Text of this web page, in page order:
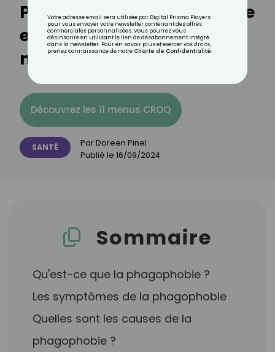
Phagophobie : comprendre
et surmonter la peur de
manger
Découvrez les 11 menus CROQ
SANTÉ ParDoreen Pinel
Publié le 16/09/2024
Sommaire
Qu'est-ce que la phagophobie ?
Les symptômes de la phagophobie
Quelles sont les causes de la
phagophobie ?
Votre adresse email sera utilisée par Digital Prisma Players
pour vous envoyer votre newsletter contenant des offres
commerciales personnalisées. Vous pourrez vous
désinscrire en utilisant le lien de désabonnement intégré
dans la newsletter. Pour en savoir plus et exercer vos droits,
prenez connaissance de notre Charte de Confidentialité.